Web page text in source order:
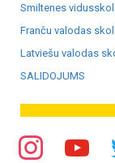
Smiltenes
Franču valodas
Latviešu valodas
SALIDOJUMS